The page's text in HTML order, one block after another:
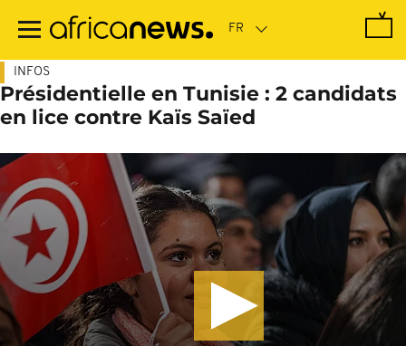
contenu
INFOS
Présidentielle en Tunisie : 2 candidats
en lice contre Kaïs Saïed